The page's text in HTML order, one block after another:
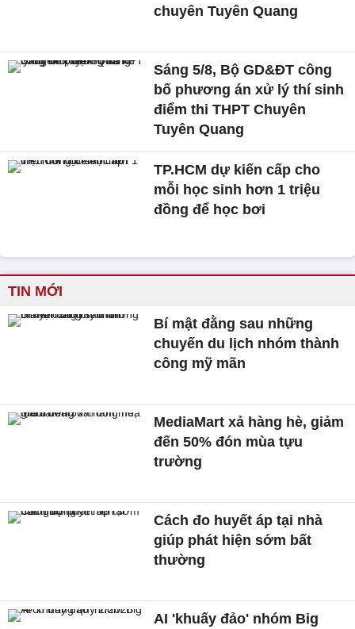
chuyên Tuyên Quang
Sáng 5/8, Bộ GD&ĐT công
bố phương án xử lý thí sinh
điểm thi THPT Chuyên
Tuyên Quang
TP.HCM dự kiến cấp cho
mỗi học sinh hơn 1 triệu
đồng để học bơi
TIN MỚI
Bí mật đằng sau những
chuyến du lịch nhóm thành
công mỹ mãn
MediaMart xả hàng hè, giảm
đến 50% đón mùa tựu
trường
Cách đo huyết áp tại nhà
giúp phát hiện sớm bất
thường
AI 'khuấy đảo' nhóm Big